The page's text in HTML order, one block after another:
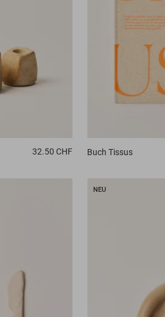
32.50 CHF Buch Tissus
NEU